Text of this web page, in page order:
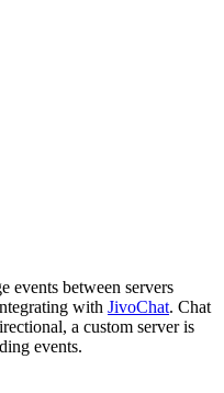
events between servers
with JivoChat. Chat
a custom server is
events.